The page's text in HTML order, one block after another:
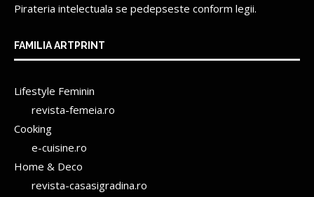
Pirateria intelectuala se pedepseste conform legii.
FAMILIA ARTPRINT
Lifestyle Feminin
revista-femeia.ro
Cooking
e-cuisine.ro
Home & Deco
revista-casasigradina.ro